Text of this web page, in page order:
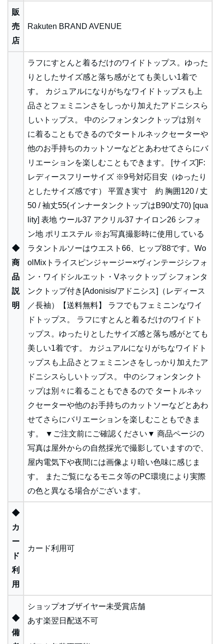
販
売
店
Rakuten BRAND AVENUE
◆
商
品
説
明
ラフにすとんと着るだけのワイドトップス。ゆった
りとしたサイズ感と落ち感がとても美しい1着で
す。 カジュアルになりがちなワイドトップスも上
品さとフェミニンさをしっかり加えたアドニシスら
しいトップス。 中のシフォンタンクトップは別々
に着ることもできるのでタートルネックセーターや
他のお手持ちのカットソーなどとあわせてさらにバ
リエーションを楽しむこともできます。 [サイズ]F:
レディースフリーサイズ ※9号対応目安（ゆったり
としたサイズ感です） 平置き実寸 約 胸囲120 / 丈
50 / 袖丈55(インナータンクトップはB90/丈70) [qua
lity] 表地 ウール37 アクリル37 ナイロン26 シフォ
ン地 ポリエステル ※お写真撮影時に使用している
ラタントルソーはウエスト66、ヒップ88です。Wo
olMixトライスピンジャージー×ヴィンテージシフォ
ン・ワイドシルエット・Vネックトップ シフォンタ
ンクトップ付き[Adonisis/アドニシス]（レディース
／長袖）【送料無料】 ラフでもフェミニンなワイ
ドトップス。 ラフにすとんと着るだけのワイドト
ップス。ゆったりとしたサイズ感と落ち感がとても
美しい1着です。 カジュアルになりがちなワイドト
ップスも上品さとフェミニンさをしっかり加えたア
ドニシスらしいトップス。 中のシフォンタンクト
ップは別々に着ることもできるので タートルネッ
クセーターや他のお手持ちのカットソーなどとあわ
せてさらにバリエーションを楽しむこともできま
す。 ▼ご注文前にご確認ください▼ 商品ページの
写真は屋外からの自然採光で撮影していますので、
屋内電気下や夜間には画像より暗い色味に感じま
す。 またご覧になるモニタ等のPC環境により実際
の色と異なる場合がございます。
◆
カ
ー
ド
利
用
カード利用可
◆
備
ショップオブザイヤー未受賞店舗
あす楽翌日配送不可